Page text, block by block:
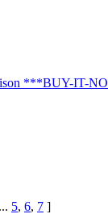
***BUY-IT-
... 5, 6, 7 ]